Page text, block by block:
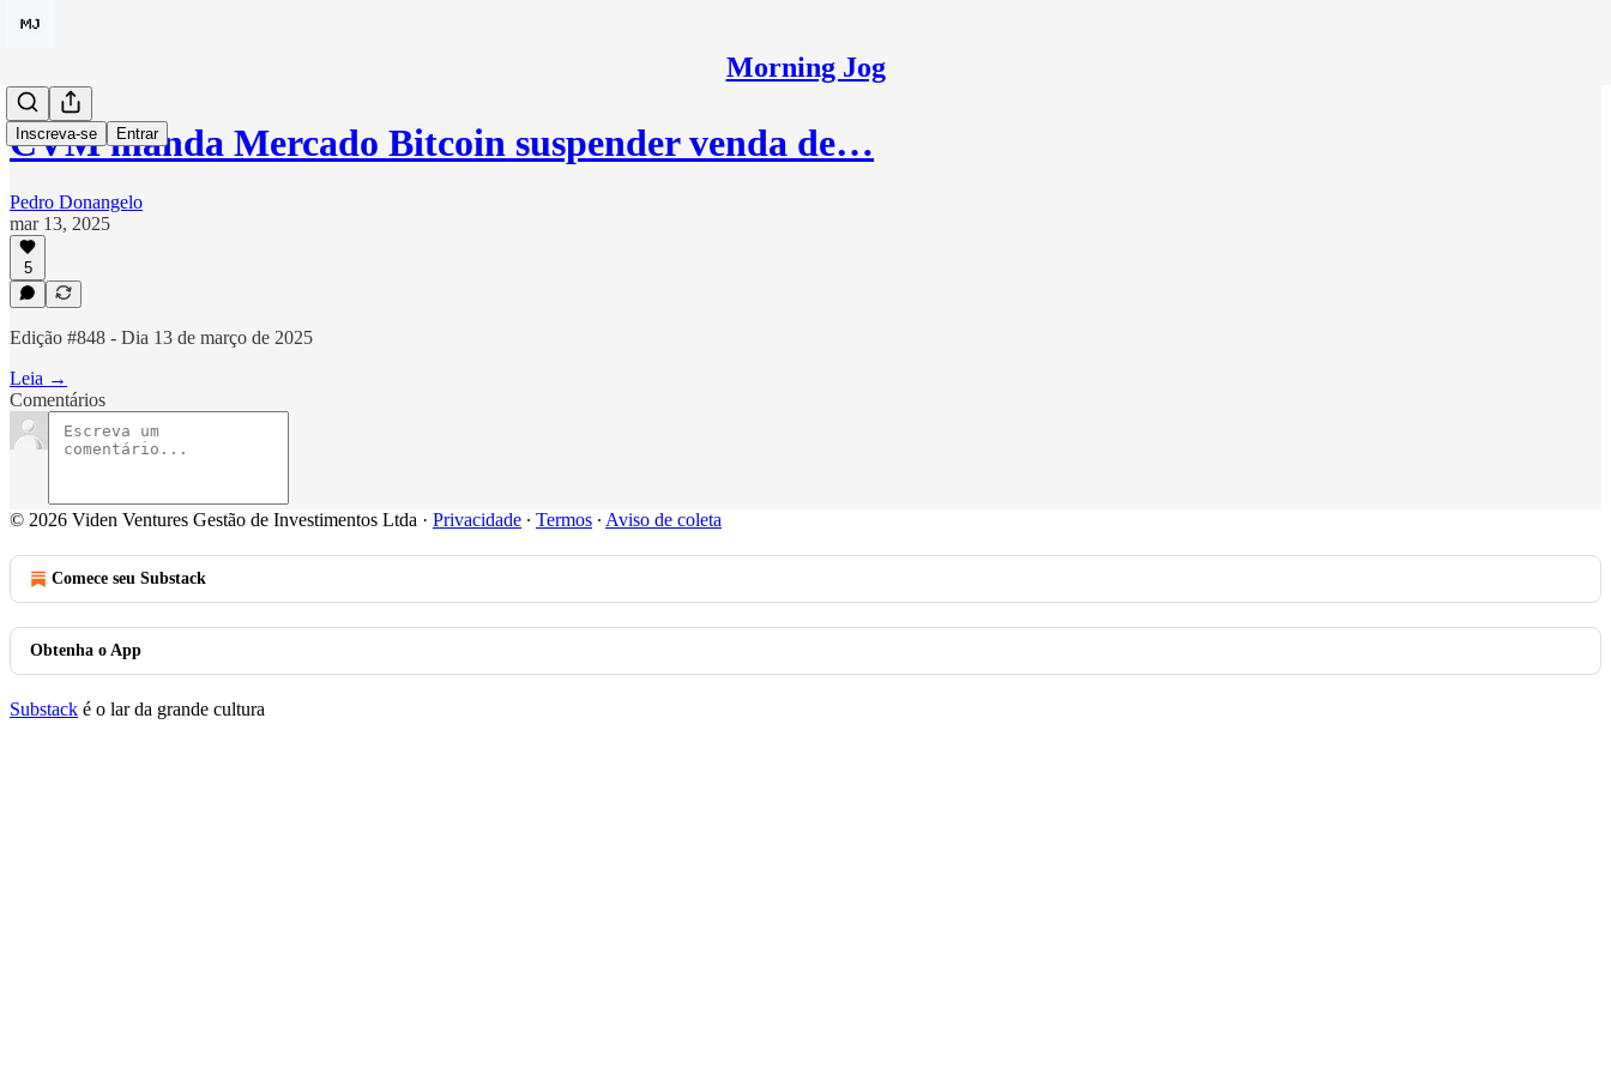
Morning Jog
Inscreva-se Entrar
CVM manda Mercado Bitcoin suspender venda de…
Pedro Donangelo
mar 13, 2025
5
Edição #848 - Dia 13 de março de 2025
Leia →
Comentários
© 2026 Viden Ventures Gestão de Investimentos Ltda · Privacidade ∙ Termos ∙ Aviso de coleta
Comece seu Substack
Obtenha o App
Substack é o lar da grande cultura